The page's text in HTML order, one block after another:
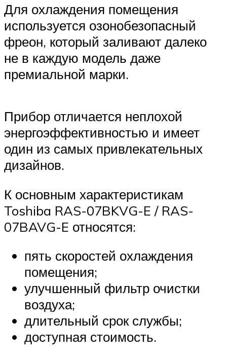
Для охлаждения помещения
используется озонобезопасный
фреон, который заливают далеко
не в каждую модель даже
премиальной марки.
Прибор отличается неплохой
энергоэффективностью и имеет
один из самых привлекательных
дизайнов.
К основным характеристикам
Toshiba RAS-07BKVG-E / RAS-
07BAVG-E относятся:
пять скоростей охлаждения
помещения;
улучшенный фильтр очистки
воздуха;
длительный срок службы;
доступная стоимость.